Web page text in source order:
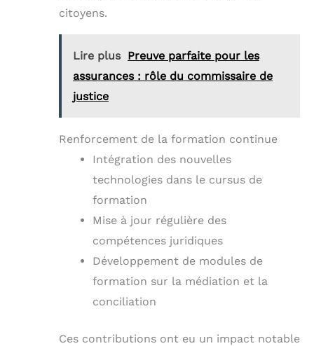
citoyens.
Lire plus Preuve parfaite pour les
assurances : rôle du commissaire de
justice
Renforcement de la formation continue
Intégration des nouvelles
technologies dans le cursus de
formation
Mise à jour régulière des
compétences juridiques
Développement de modules de
formation sur la médiation et la
conciliation
Ces contributions ont eu un impact notable